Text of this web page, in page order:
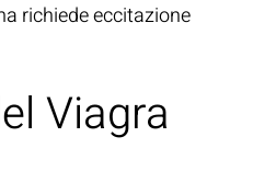
richiede eccitazione
Viagra